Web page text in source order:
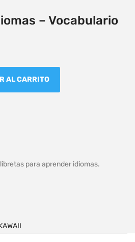
– Vocabulario
AL CARRITO
para aprender idiomas.